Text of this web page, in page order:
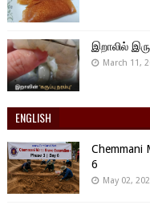
இறாலில்
March 11,
ENGLISH
Chemmani
6
May 02,